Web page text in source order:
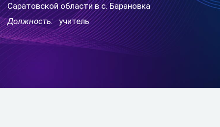
Саратовской области в с. Барановка
Должность: учитель